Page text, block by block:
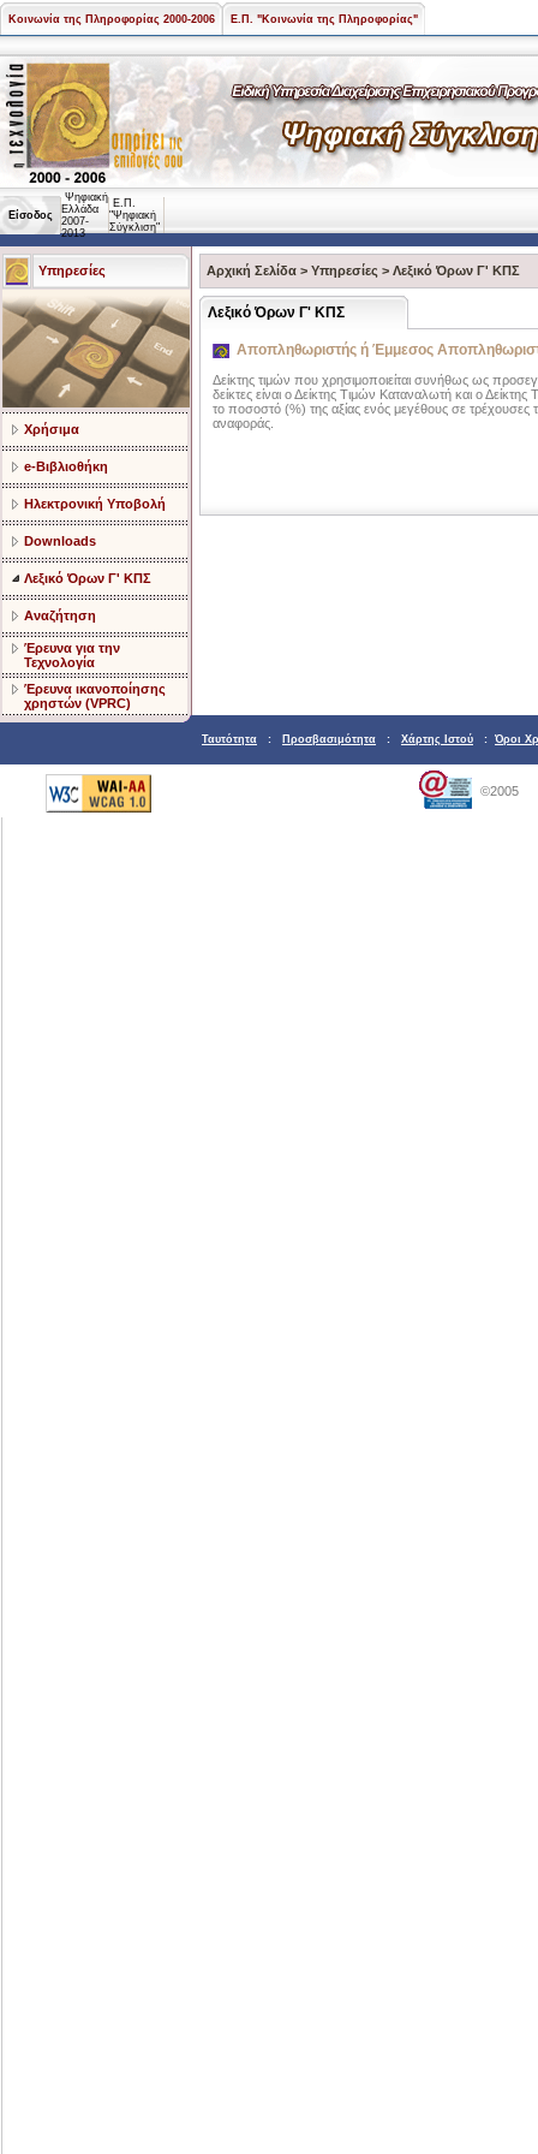
Κοινωνία της Πληροφορίας 2000-2006 Ε.Π. "Κοινωνία της Πληροφορίας"
Είσοδος
Ψηφιακή
Ελλάδα
2007-
2013
Ε.Π.
"Ψηφιακή
Σύγκλιση"
Υπηρεσίες
Χρήσιμα
e-Βιβλιοθήκη
Ηλεκτρονική Υποβολή
Downloads
Λεξικό Όρων Γ' ΚΠΣ
Αναζήτηση
Έρευνα για την
Τεχνολογία
Έρευνα ικανοποίησης
χρηστών (VPRC)
Αρχική Σελίδα > Υπηρεσίες > Λεξικό Όρων Γ' ΚΠΣ
Λεξικό Όρων Γ' ΚΠΣ
Αποπληθωριστής ή Έμμεσος
Δείκτης τιμών που χρησιμοποιείται συνήθως ως
δείκτες είναι ο Δείκτης Τιμών Καταναλωτή και ο
το ποσοστό (%) της αξίας ενός μεγέθους σε τρέχουσες
αναφοράς.
Ταυτότητα : Προσβασιμότητα : Χάρτης Ιστού : Όροι
©2005